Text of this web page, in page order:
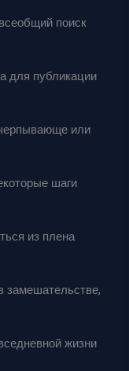
поиск
для публикации
или
шаги
из плена
замешательстве,
жизни